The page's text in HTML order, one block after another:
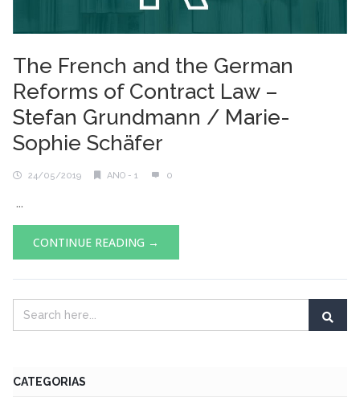
The French and the German
Reforms of Contract Law –
Stefan Grundmann / Marie-
Sophie Schäfer
24/05/2019 ANO - 1 0
...
CONTINUE READING →
CATEGORIAS